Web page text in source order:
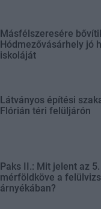
Másfélszeresére
Hódmezővásárhely jó
iskoláját
Látványos építési
Flórián téri felüljárón
Paks II.: Mit jelent az
mérföldköve a
árnyékában?